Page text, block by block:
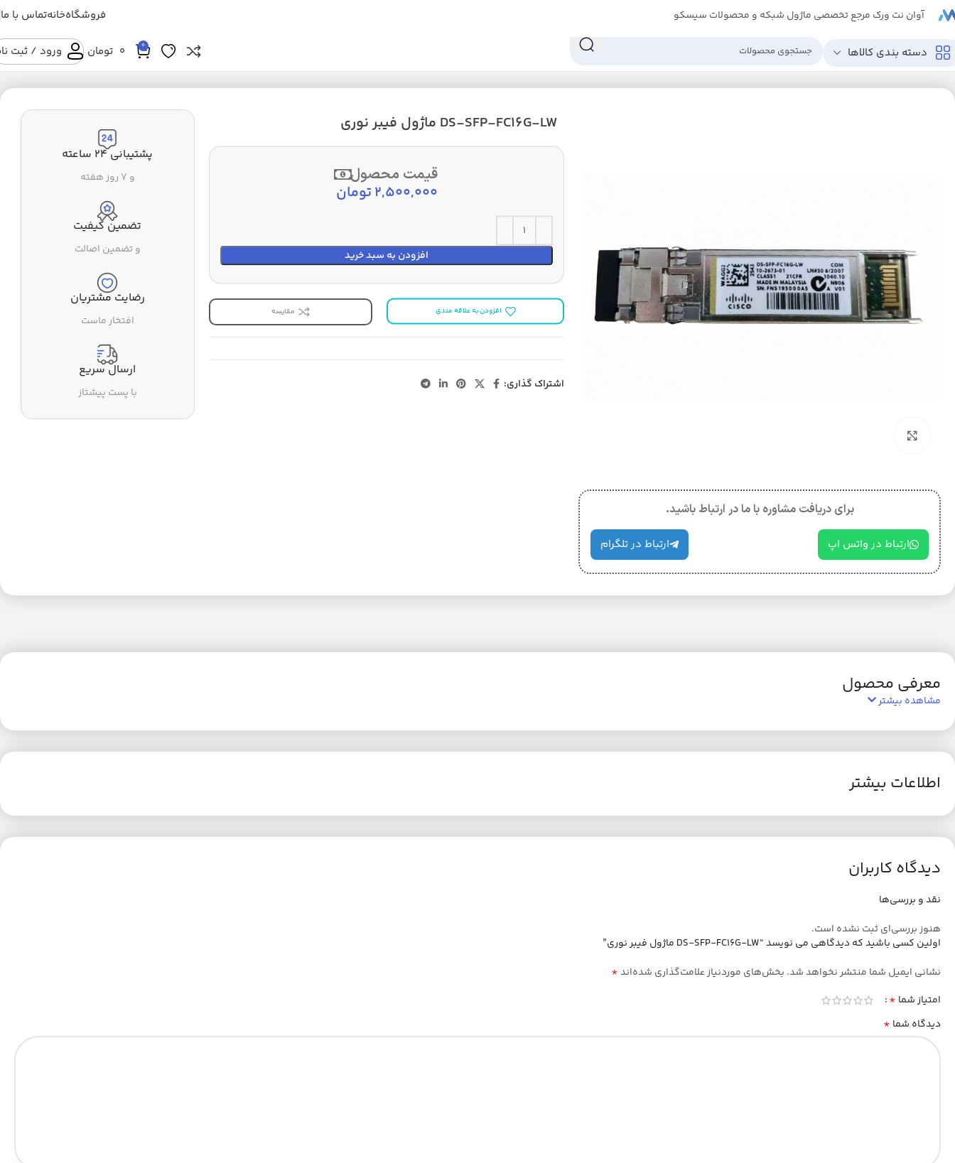
آوان نت ورک مرجع تخصصی ماژول شبکه و محصولات سیسکو فروشگاهخانهتماس با ما
دسته بندی کالاها 0
0 تومان ورود / ثبت
برای دریافت مشاوره با ما در ارتباط باشید.
ارتباط در واتس اپ ارتباط در تلگرام
DS-SFP-FC16G-LW ماژول فیبر نوری
قیمت محصول
2,500,000تومان
افزودن به سبد خرید
افزودن به علاقه مندی مقایسه
اشتراک گذاری:
پشتیبانی ۲۴ ساعته
و ۷ روز هفته
تضمین کیفیت
و تضمین اصالت
رضایت مشتریان
افتخار ماست
ارسال سریع
با پست پیشتاز
معرفی محصول
مشاهده بیشتر
اطلاعات بیشتر
دیدگاه کاربران
نقد و بررسی‌ها
هنوز بررسی‌ای ثبت نشده است.
اولین کسی باشید که دیدگاهی می نویسد “DS-SFP-FC16G-LW ماژول فیبر نوری”
نشانی ایمیل شما منتشر نخواهد شد. بخش‌های موردنیاز علامت‌گذاری شده‌اند*
امتیاز شما *
دیدگاه شما *